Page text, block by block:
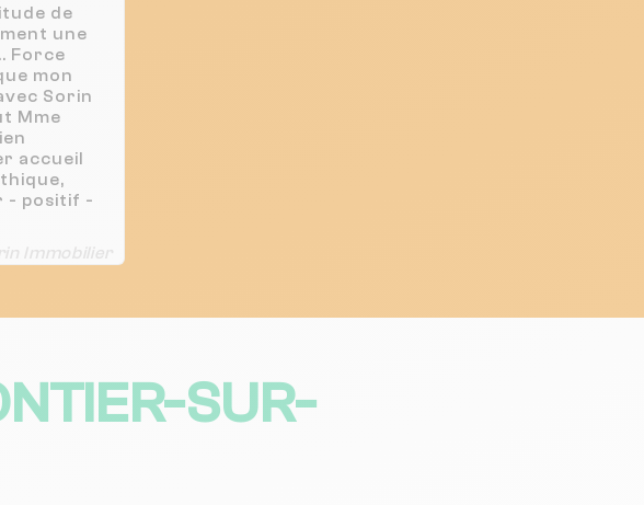
de
une
Force
mon
Sorin
Mme
accueil
- positif -
Merci
à
Immobilier
SUR-